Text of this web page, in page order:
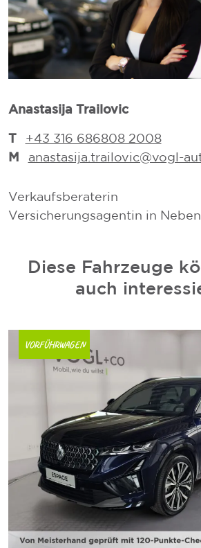
Anastasija Trailovic
T +43 316 686808 2008
M anastasija.trailovic@vogl-
Verkaufsberaterin
Versicherungsagentin in
Diese Fahrzeuge
auch
VORFÜHRWAGEN